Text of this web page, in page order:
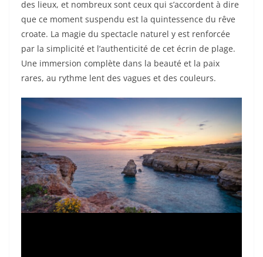
des lieux, et nombreux sont ceux qui s’accordent à dire
que ce moment suspendu est la quintessence du rêve
croate. La magie du spectacle naturel y est renforcée
par la simplicité et l’authenticité de cet écrin de plage.
Une immersion complète dans la beauté et la paix
rares, au rythme lent des vagues et des couleurs.